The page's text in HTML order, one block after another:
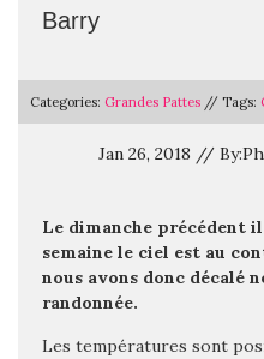
Barry
Categories: Grandes Pattes // Tags:
Jan 26, 2018 //
Le dimanche précédent
semaine le ciel est au
nous avons donc décalé
randonnée.
Les températures sont